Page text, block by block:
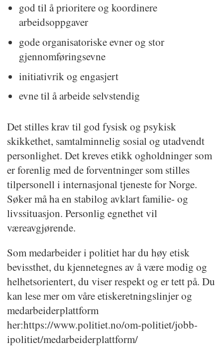
god til å prioritere og koordinere
arbeidsoppgaver
gode organisatoriske evner og stor
gjennomføringsevne
initiativrik og engasjert
evne til å arbeide selvstendig
Det stilles krav til god fysisk og psykisk
skikkethet, samtalminnelig sosial og utadvendt
personlighet. Det kreves etikk ogholdninger som
er forenlig med de forventninger som stilles
tilpersonell i internasjonal tjeneste for Norge.
Søker må ha en stabilog avklart familie- og
livssituasjon. Personlig egnethet vil
væreavgjørende.
Som medarbeider i politiet har du høy etisk
bevissthet, du kjennetegnes av å være modig og
helhetsorientert, du viser respekt og er tett på. Du
kan lese mer om våre etiskeretningslinjer og
medarbeiderplattform
her:https://www.politiet.no/om-politiet/jobb-
ipolitiet/medarbeiderplattform/